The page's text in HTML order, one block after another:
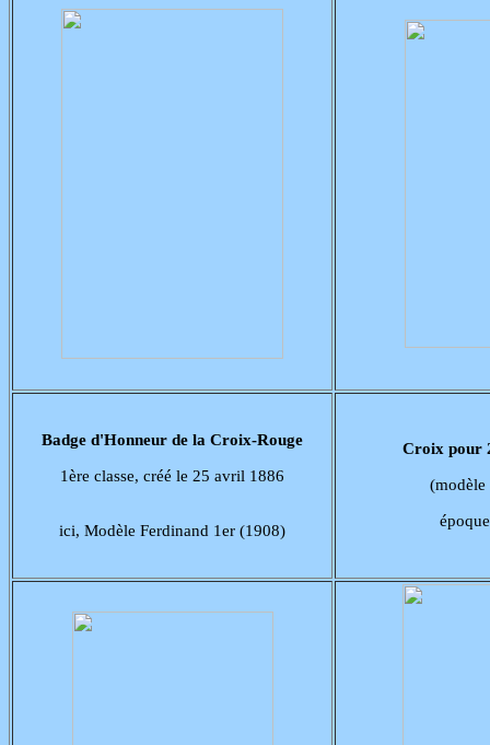
Badge d'Honneur de la Croix-Rouge
1ère classe, créé le 25 avril 1886
ici, Modèle Ferdinand 1er (1908)
Croix pour